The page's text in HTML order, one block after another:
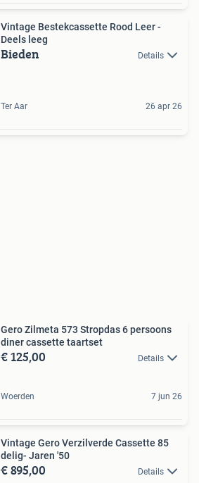
Vintage Bestekcassette Rood Leer -
Deels leeg
Bieden Details
Ter Aar 26 apr 26
Gero Zilmeta 573 Stropdas 6 persoons
diner cassette taartset
€ 125,00 Details
Woerden 7 jun 26
Vintage Gero Verzilverde Cassette 85
delig- Jaren '50
€ 895,00 Details